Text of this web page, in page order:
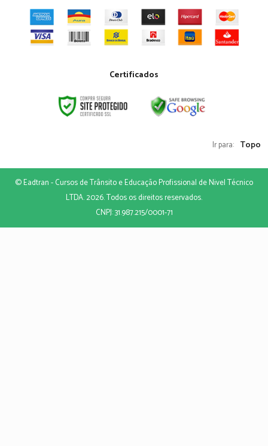
Certificados
Ir para: Topo
© Eadtran - Cursos de Trânsito e Educação Profissional de Nivel Técnico
LTDA. 2026. Todos os direitos reservados.
CNPJ: 31.987.215/0001-71